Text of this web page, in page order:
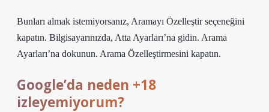
Bunları almak istemiyorsanız, Aramayı Özelleştir seçeneğini
kapatın. Bilgisayarınızda, Atta Ayarları’na gidin. Arama
Ayarları’na dokunun. Arama Özelleştirmesini kapatın.
Google’da neden +18
izleyemiyorum?